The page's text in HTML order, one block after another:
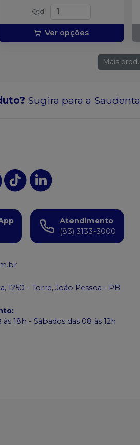
Qtd :
Ver opções
Mais
Sugira para a
Atendimento
(83) 3133-3000
1250 - Torre, João Pessoa - PB
:
18h - Sábados das 08 às 12h